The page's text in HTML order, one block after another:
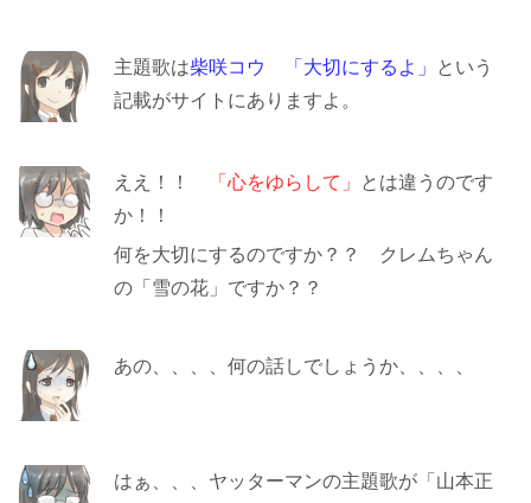
主題歌は柴咲コウ 「大切にするよ」
という
記載がサイトにありますよ。
ええ！！ 「心をゆらして」
とは違うのです
か！！
何を大切にするのですか？？ クレムちゃん
の「雪の花」ですか？？
あの、、、、何の話しでしょうか、、、、
はぁ、、、ヤッターマンの主題歌が「山本正